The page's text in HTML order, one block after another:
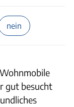
nein
gut besucht